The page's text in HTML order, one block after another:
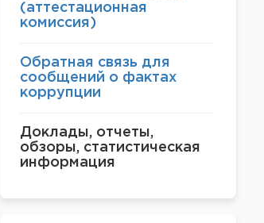
(аттестационная
комиссия)
Обратная связь для
сообщений о фактах
коррупции
Доклады, отчеты,
обзоры, статистическая
информация